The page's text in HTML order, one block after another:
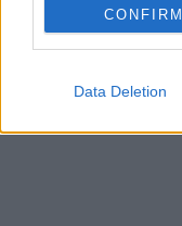
CONFIRM
Data Deletion